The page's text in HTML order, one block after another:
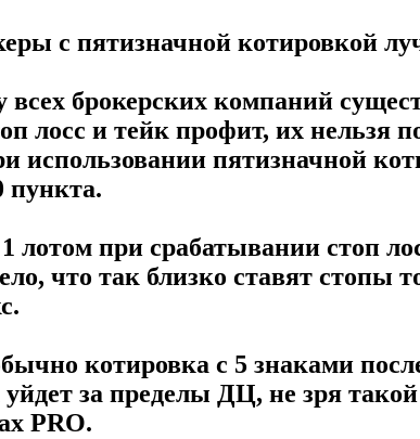
с пятизначной котировкой
всех брокерских компаний
лосс и тейк профит, их нельзя
использовании пятизначной
пункта.
лотом при срабатывании стоп
что так близко ставят стопы
котировка с 5 знаками
за пределы ДЦ, не зря
PRO.